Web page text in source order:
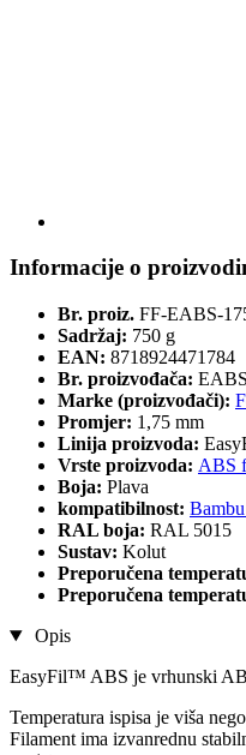
Informacije o
Br. proiz. FF-EABS-
Sadržaj: 750 g
EAN: 8718924471784
Br. proizvođača:
Marke (proizvođači):
Promjer: 1,75 mm
Linija proizvoda:
Vrste proizvoda: ABS
Boja: Plava
kompatibilnost:
RAL boja: RAL 5015
Sustav: Kolut
Preporučena
Preporučena
Opis
EasyFil™ ABS je vrhunski
Temperatura ispisa je viša
Filament ima izvanrednu